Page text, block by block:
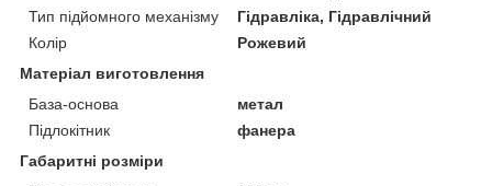
Тип підйомного механізму
Гідравліка, Гідравлічний
Колір
Рожевий
Матеріал виготовлення
База-основа
метал
Підлокітник
фанера
Габаритні розміри